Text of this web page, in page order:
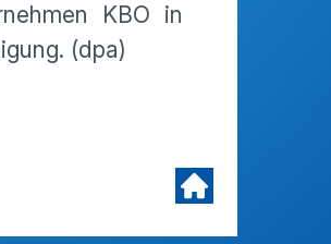
KBO in
(dpa)